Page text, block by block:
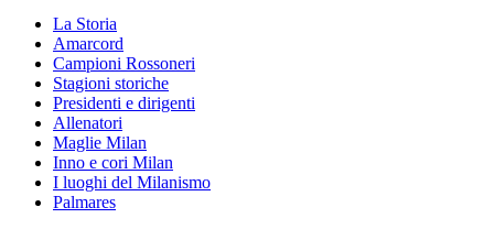
La Storia
Amarcord
Campioni Rossoneri
Stagioni storiche
Presidenti e dirigenti
Allenatori
Maglie Milan
Inno e cori Milan
I luoghi del Milanismo
Palmares